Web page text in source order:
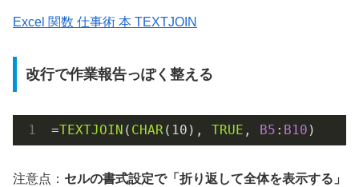
Excel 関数 仕事術 本 TEXTJOIN
改行で作業報告っぽく整える
=TEXTJOIN ( CHAR( 10 ), TRUE , B5 : B10 )
注意点： セルの書式設定で「折り返して全体を表示する」